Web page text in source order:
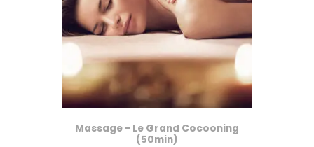
Massage - Le Grand Cocooning
(50min)